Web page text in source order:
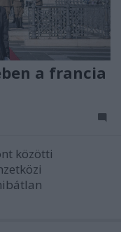
a francia
közötti